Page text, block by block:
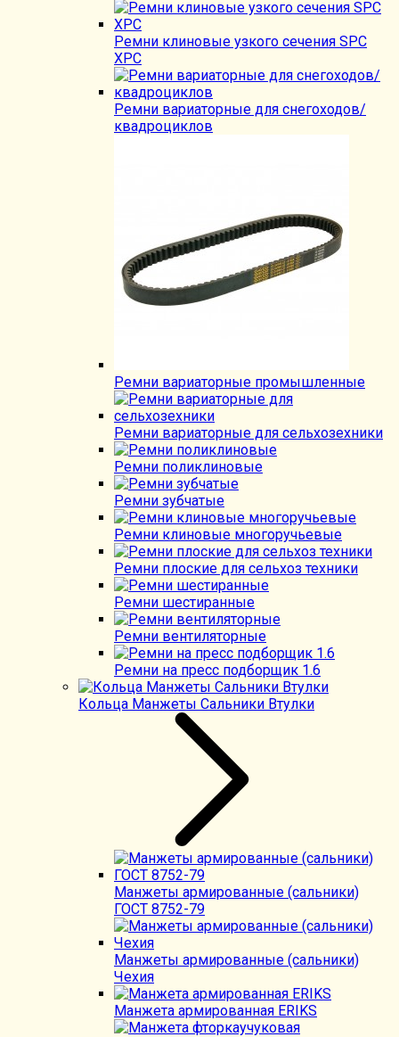
Ремни клиновые узкого сечения SPC
XPC
Ремни вариаторные для снегоходов/
квадроциклов
Ремни вариаторные промышленные
Ремни вариаторные для сельхозехники
Ремни поликлиновые
Ремни зубчатые
Ремни клиновые многоручьевые
Ремни плоские для сельхоз техники
Ремни шестиранные
Ремни вентиляторные
Ремни на пресс подборщик 1.6
Кольца Манжеты Сальники Втулки
Манжеты армированные (сальники)
ГОСТ 8752-79
Манжеты армированные (сальники)
Чехия
Манжета армированная ERIKS